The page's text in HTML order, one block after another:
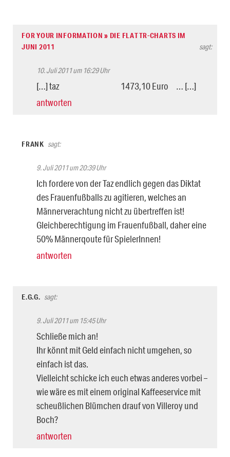
FOR YOUR INFORMATION » DIE FLATTR-CHARTS IM
JUNI 2011
sagt:
10. Juli 2011 um 16:29 Uhr
[…] taz 1473,10 Euro … […]
antworten
FRANK sagt:
9. Juli 2011 um 20:39 Uhr
Ich fordere von der Taz endlich gegen das Diktat
des Frauenfußballs zu agitieren, welches an
Männerverachtung nicht zu übertreffen ist!
Gleichberechtigung im Frauenfußball, daher eine
50% Männerqoute für SpielerInnen!
antworten
E.G.G. sagt:
9. Juli 2011 um 15:45 Uhr
Schließe mich an!
Ihr könnt mit Geld einfach nicht umgehen, so
einfach ist das.
Vielleicht schicke ich euch etwas anderes vorbei –
wie wäre es mit einem original Kaffeeservice mit
scheußlichen Blümchen drauf von Villeroy und
Boch?
antworten